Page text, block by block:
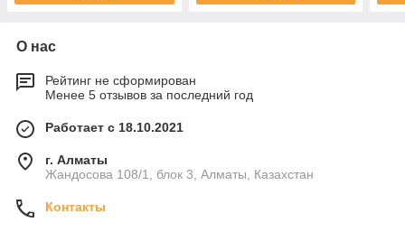
О нас
Рейтинг не сформирован
Менее 5 отзывов за последний год
Работает с 18.10.2021
г. Алматы
Жандосова 108/1, блок 3, Алматы, Казахстан
Контакты